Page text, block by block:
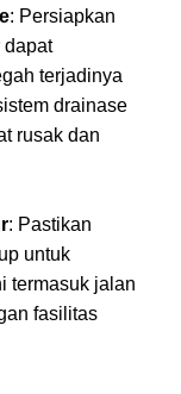
: Persiapkan
dapat
terjadinya
drainase
rusak dan
: Pastikan
untuk
termasuk jalan
fasilitas